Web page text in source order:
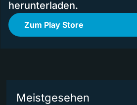
herunterladen.
Zum Play Store
Meistgesehen